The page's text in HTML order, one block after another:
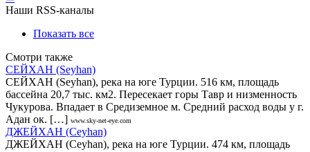
Наши RSS-каналы
Показать все
Смотри также
СЕЙХАН (Seyhan)
СЕЙХАН (Seyhan), река на юге Турции. 516 км, площадь
бассейна 20,7 тыс. км2. Пересекает горы Тавр и низменность
Чукурова. Впадает в Средиземное м. Средний расход воды у г.
Адан ок. […] www.sky-net-eye.com
ДЖЕЙХАН (Ceyhan)
ДЖЕЙХАН (Ceyhan), река на юге Турции. 474 км, площадь